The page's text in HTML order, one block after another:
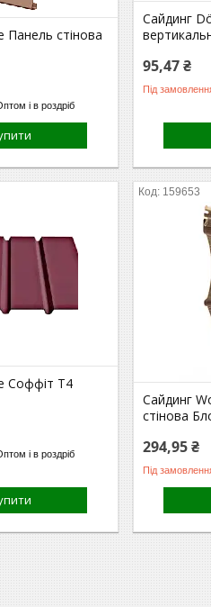
Панель стінова
і в роздріб
Сайдинг
95,47 ₴
Під
Соффіт Т4
і в роздріб
159653
Сайдинг
стінова
294,95 ₴
Під